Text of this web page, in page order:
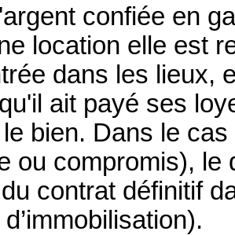
confiée en
location elle est
dans les lieux,
ait payé ses
bien. Dans le
ou compromis),
contrat définitif